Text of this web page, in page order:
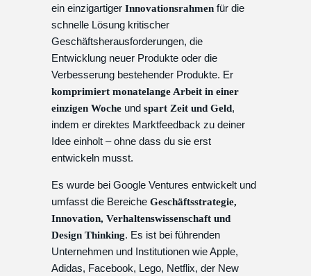
ein einzigartiger Innovationsrahmen für die
schnelle Lösung kritischer
Geschäftsherausforderungen, die
Entwicklung neuer Produkte oder die
Verbesserung bestehender Produkte. Er
komprimiert monatelange Arbeit in einer
einzigen Woche und spart Zeit und Geld,
indem er direktes Marktfeedback zu deiner
Idee einholt – ohne dass du sie erst
entwickeln musst.
Es wurde bei Google Ventures entwickelt und
umfasst die Bereiche Geschäftsstrategie,
Innovation, Verhaltenswissenschaft und
Design Thinking. Es ist bei führenden
Unternehmen und Institutionen wie Apple,
Adidas, Facebook, Lego, Netflix, der New